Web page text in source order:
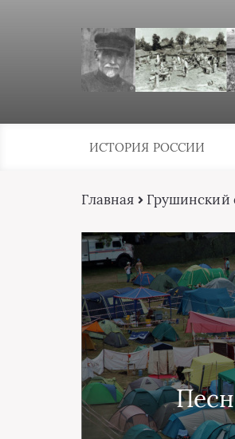
ИСТОРИЯ РОССИИ
Главная Грушинский